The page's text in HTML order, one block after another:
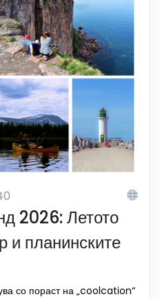
2026: Летото
и планинските
со пораст на „coolcation“